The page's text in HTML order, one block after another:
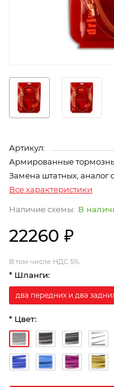
Артикул:
Армированные
Замена штатных, аналог
Все характеристики
В
22260 ₽
В том числе НДС 5%
* Шланги:
два передних и два
* Цвет: